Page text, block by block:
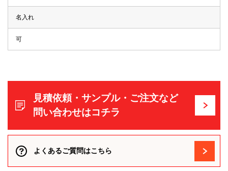
名入れ
可
見積依頼・サンプル・ご注文など
問い合わせはコチラ
よくあるご質問はこちら